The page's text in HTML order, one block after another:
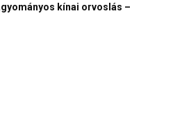
kínai orvoslás –